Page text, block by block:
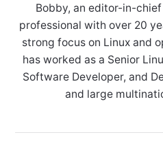
Bobby, an editor-in-
professional with over 20
strong focus on Linux and
has worked as a Senior
Software Developer, and
and large